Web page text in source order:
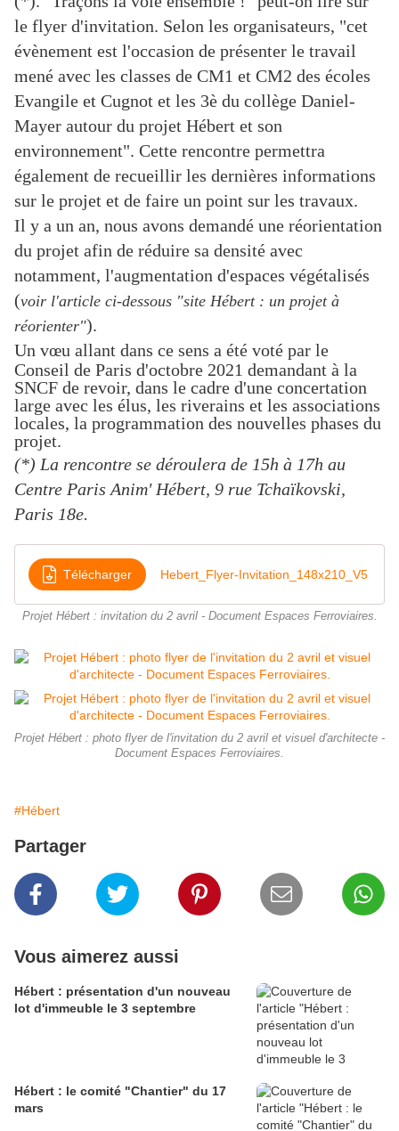
le flyer d'invitation. Selon les organisateurs, "cet
évènement est l'occasion de présenter le travail
mené avec les classes de CM1 et CM2 des écoles
Evangile et Cugnot et les 3è du collège Daniel-
Mayer autour du projet Hébert et son
environnement". Cette rencontre permettra
également de recueillir les dernières informations
sur le projet et de faire un point sur les travaux.
Il y a un an, nous avons demandé une réorientation
du projet afin de réduire sa densité avec
notamment, l'augmentation d'espaces végétalisés
(voir l'article ci-dessous "site Hébert : un projet à
réorienter").
Un vœu allant dans ce sens a été voté par le
Conseil de Paris d'octobre 2021 demandant à la
SNCF de revoir, dans le cadre d'une concertation
large avec les élus, les riverains et les associations
locales, la programmation des nouvelles phases du
projet.
(*) La rencontre se déroulera de 15h à 17h au
Centre Paris Anim' Hébert, 9 rue Tchaïkovski,
Paris 18e.
Télécharger Hebert_Flyer-Invitation_148x210_V5
Projet Hébert : invitation du 2 avril - Document Espaces Ferroviaires.
Projet Hébert : photo flyer de l'invitation du 2 avril et visuel d'architecte -
Document Espaces Ferroviaires.
#Hébert
Partager
Vous aimerez aussi
Hébert : présentation d'un nouveau
lot d'immeuble le 3 septembre
Hébert : le comité "Chantier" du 17
mars